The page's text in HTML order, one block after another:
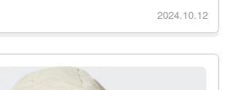
2024.10.12